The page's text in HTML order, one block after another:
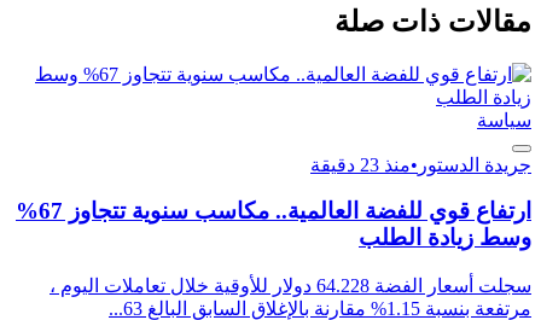
مقالات ذات صلة
سياسة
جريدة الدستور •منذ 23 دقيقة
ارتفاع قوي للفضة العالمية.. مكاسب سنوية تتجاوز 67%
وسط زيادة الطلب
سجلت أسعار الفضة 64.228 دولار للأوقية خلال تعاملات اليوم ،
مرتفعة بنسبة 1.15% مقارنة بالإغلاق السابق البالغ 63...